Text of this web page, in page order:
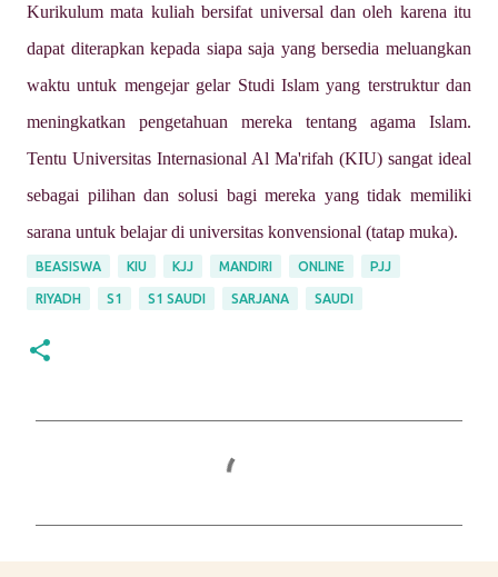
Kurikulum mata kuliah bersifat universal dan oleh karena itu
dapat diterapkan kepada siapa saja yang bersedia meluangkan
waktu untuk mengejar gelar Studi Islam yang terstruktur dan
meningkatkan pengetahuan mereka tentang agama Islam.
Tentu Universitas Internasional Al Ma'rifah (KIU) sangat ideal
sebagai pilihan dan solusi bagi mereka yang tidak memiliki
sarana untuk belajar di universitas konvensional (tatap muka).
BEASISWA KIU KJJ MANDIRI ONLINE PJJ
RIYADH S1 S1 SAUDI SARJANA SAUDI